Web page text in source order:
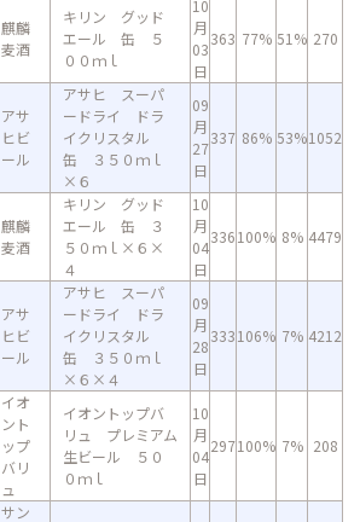
麒麟
麦酒
キリン グッド
エール 缶 ５
００ｍｌ
10
月
03
日
363 77% 51% 270
アサ
ヒビ
ール
アサヒ スーパ
ードライ ドラ
イクリスタル
缶 ３５０ｍｌ
×６
09
月
27
日
337 86% 53%1052
麒麟
麦酒
キリン グッド
エール 缶 ３
５０ｍｌ×６×
４
10
月
04
日
336100% 8% 4479
アサ
ヒビ
ール
アサヒ スーパ
ードライ ドラ
イクリスタル
缶 ３５０ｍｌ
×６×４
09
月
28
日
333106% 7% 4212
イオ
ント
ップ
バリ
ュ
イオントップバ
リュ プレミアム
生ビール ５０
０ｍｌ
10
月
04
日
297100% 7% 208
サン